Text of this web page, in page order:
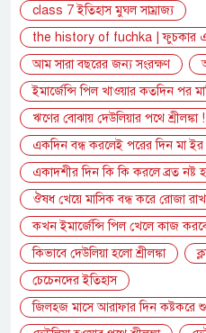
class 7 ইতিহাস মুঘল সাম্রাজ্য
the history of fuchka | ফুচকার
আম সারা বছরের জন্য সংরক্ষণ
ইমার্জেন্সি পিল খাওয়ার কতদিন পর
ঋণের বোঝায় দেউলিয়ার পথে শ্রীলঙ্কা !
একদিন বন্ধ করলেই পরের দিন মা
একাদশীর দিন কি কি করলে ব্রত নষ্ট
ঔষধ খেয়ে মাসিক বন্ধ করে রোজা
কখন ইমার্জেন্সি পিল খেলে কাজ
কিভাবে দেউলিয়া হলো শ্রীলঙ্কা
চেচেনদের ইতিহাস
জিলহজ মাসে আরাফার দিন কষ্টকরে